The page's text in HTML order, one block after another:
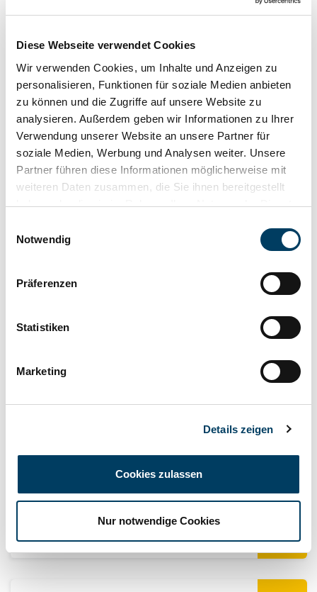
Diese Webseite verwendet Cookies
Wir verwenden Cookies, um Inhalte und Anzeigen zu
personalisieren, Funktionen für soziale Medien anbieten
zu können und die Zugriffe auf unsere Website zu
analysieren. Außerdem geben wir Informationen zu Ihrer
Verwendung unserer Website an unsere Partner für
soziale Medien, Werbung und Analysen weiter. Unsere
Partner führen diese Informationen möglicherweise mit
weiteren Daten zusammen, die Sie ihnen bereitgestellt
haben oder die sie im Rahmen Ihrer Nutzung der Dienste
unsererDatenschutzerklärung Impressum
Notwendig
Präferenzen
Statistiken
Marketing
Details zeigen
Cookies zulassen
Nur notwendige Cookies
IMPRESSIONEN
QUESTIONS FRÉQUEMMENT
POSÉES
Quels sont les horaires
d'enregistrement et du départ au la